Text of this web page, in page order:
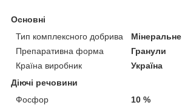
Основні
Тип комплексного добрива
Мінеральне
Препаративна форма
Гранули
Країна виробник
Україна
Діючі речовини
Фосфор
10 %